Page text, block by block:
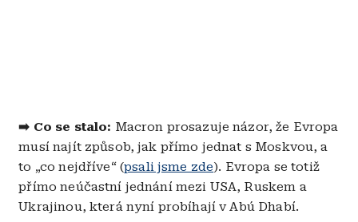
➡️ Co se stalo: Macron prosazuje názor, že Evropa
musí najít způsob, jak přímo jednat s Moskvou, a
to „co nejdříve“ (psali jsme zde). Evropa se totiž
přímo neúčastní jednání mezi USA, Ruskem a
Ukrajinou, která nyní probíhají v Abú Dhabí.